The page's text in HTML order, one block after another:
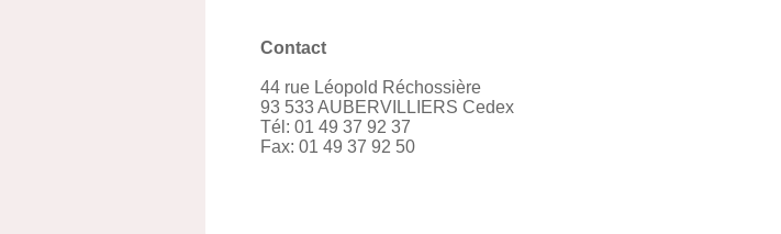
Contact
44 rue Léopold Réchossière
93 533 AUBERVILLIERS Cedex
Tél: 01 49 37 92 37
Fax: 01 49 37 92 50